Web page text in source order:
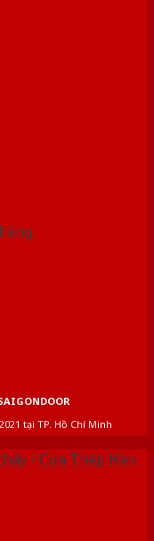
tại TP. Hồ Chí Minh
/Cửa Thép Hàn